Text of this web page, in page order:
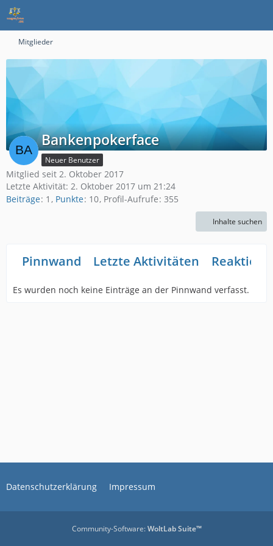
Mitglieder
Bankenpokerface
Neuer Benutzer
Mitglied seit 2. Oktober 2017
Letzte Aktivität: 2. Oktober 2017 um 21:24
Beiträge 1 Punkte 10 Profil-Aufrufe 355
Inhalte suchen
Pinnwand Letzte Aktivitäten
Es wurden noch keine Einträge an der Pinnwand verfasst.
Datenschutzerklärung Impressum
Community-Software:WoltLab Suite™